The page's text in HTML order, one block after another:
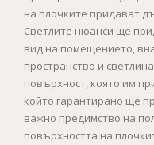
на плочките придават
Светлите нюанси ще
вид на помещението,
пространство и
повърхност, която им
който гарантирано ще
важно предимство на
повърхността на